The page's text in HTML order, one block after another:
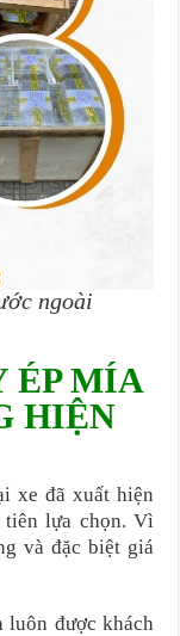
ngoài
ÉP MÍA
HIỆN
xe đã xuất hiện
lựa chọn. Vì
và đặc biệt giá
luôn được khách